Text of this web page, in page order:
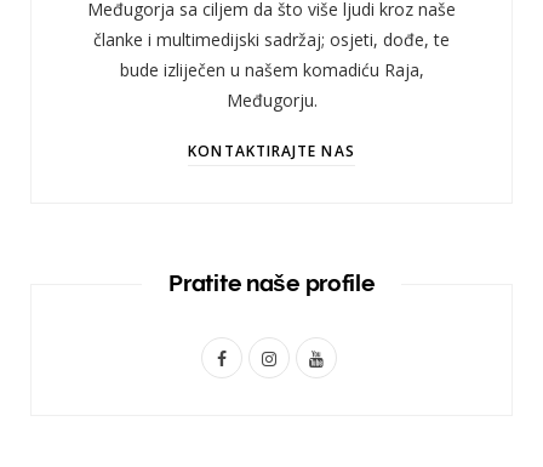
Međugorja sa ciljem da što više ljudi kroz naše
članke i multimedijski sadržaj; osjeti, dođe, te
bude izliječen u našem komadiću Raja,
Međugorju.
KONTAKTIRAJTE NAS
Pratite naše profile
F
I
Y